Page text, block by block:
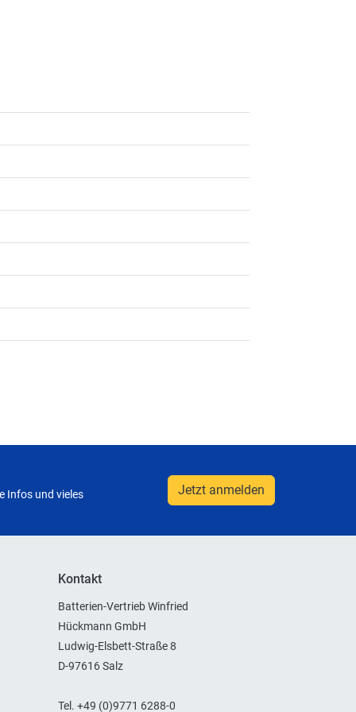
Infos und vieles
Jetzt anmelden
Kontakt
Batterien-Vertrieb Winfried
Hückmann GmbH
Ludwig-Elsbett-Straße 8
D-97616 Salz
Tel. +49 (0)9771 6288-0